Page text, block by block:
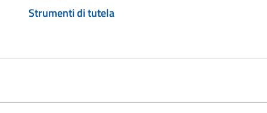
Strumenti di tutela